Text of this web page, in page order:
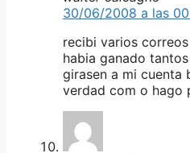
30/06/2008 a las
recibi varios
habia ganado
girasen a mi cuenta
verdad com o hago